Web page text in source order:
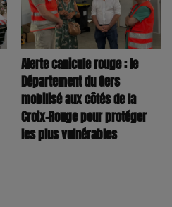
Alerte canicule rouge : le
Département du Gers
mobilisé aux côtés de la
Croix-Rouge pour protéger
les plus vulnérables